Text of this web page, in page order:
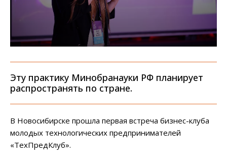
Эту практику Минобранауки РФ планирует
распространять по стране.
В Новосибирске прошла первая встреча бизнес-клуба
молодых технологических предпринимателей
«ТехПредКлуб».